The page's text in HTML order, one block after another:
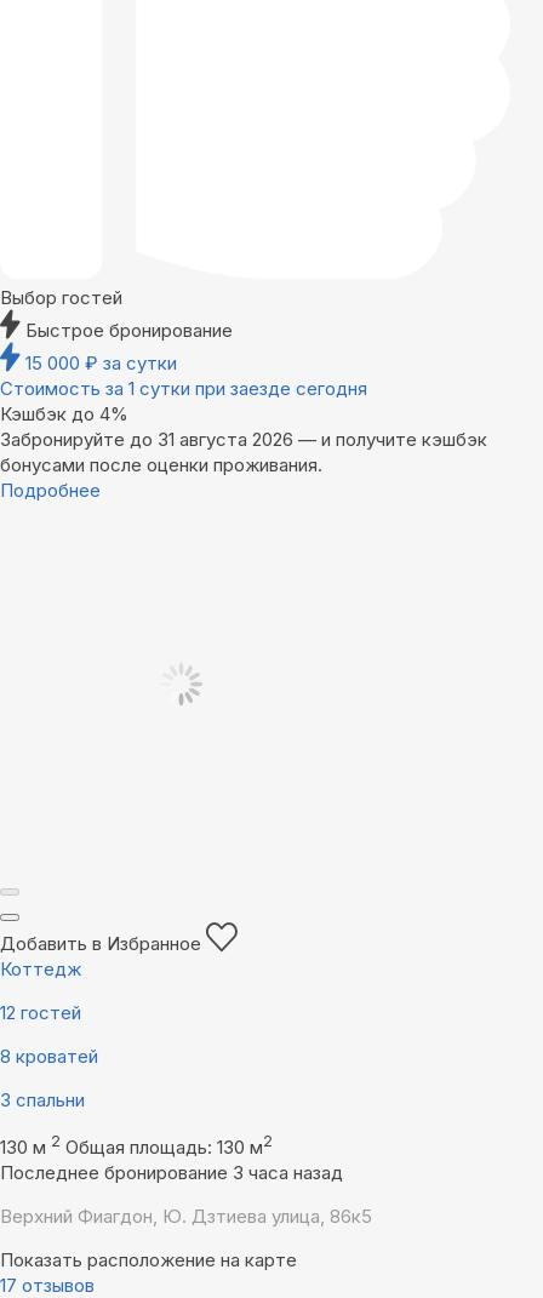
Выбор гостей
Быстрое бронирование
15 000 ₽ за сутки
Стоимость за 1 сутки при заезде сегодня
Кэшбэк до 4%
Забронируйте до 31 августа 2026 — и получите кэшбэк
бонусами после оценки проживания.
Подробнее
Добавить в Избранное
Коттедж
12 гостей
8 кроватей
3 спальни
130 м 2 Общая площадь: 130 м2
Последнее бронирование 3 часа назад
Верхний Фиагдон, Ю. Дзтиева улица, 86к5
Показать расположение на карте
17 отзывов